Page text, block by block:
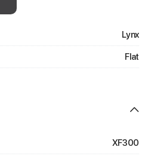
Lynx
Flat
XF300